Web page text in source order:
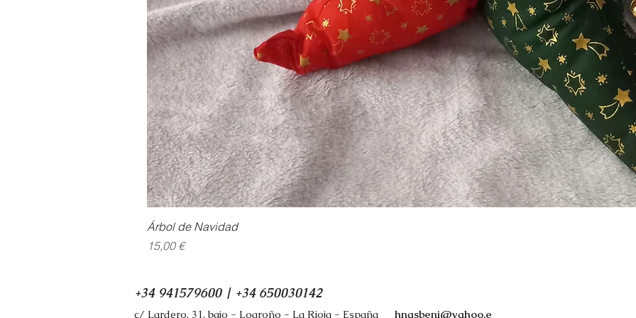
Árbol de Navidad
Precio
15,00 €
+34 941579600 | +34 650030142
c/ Lardero, 31, bajo - Logroño - La Rioja - España hnasbeni@yahoo.e